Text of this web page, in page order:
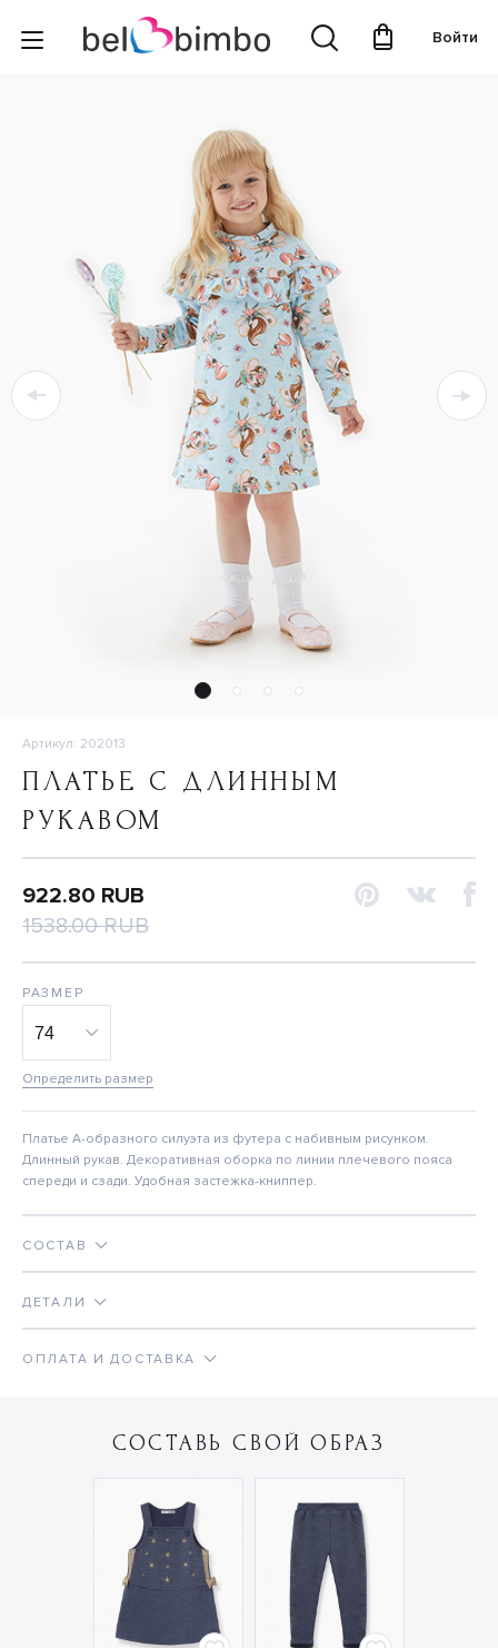
Войти
Артикул: 202013
ПЛАТЬЕ С ДЛИННЫМ
РУКАВОМ
922.80 RUB
1538.00 RUB
РАЗМЕР
Определить размер
Платье А-образного силуэта из футера с набивным рисунком.
Длинный рукав. Декоративная оборка по линии плечевого пояса
спереди и сзади. Удобная застежка-книппер.
СОСТАВ
ДЕТАЛИ
ОПЛАТА И ДОСТАВКА
СОСТАВЬ СВОЙ ОБРАЗ